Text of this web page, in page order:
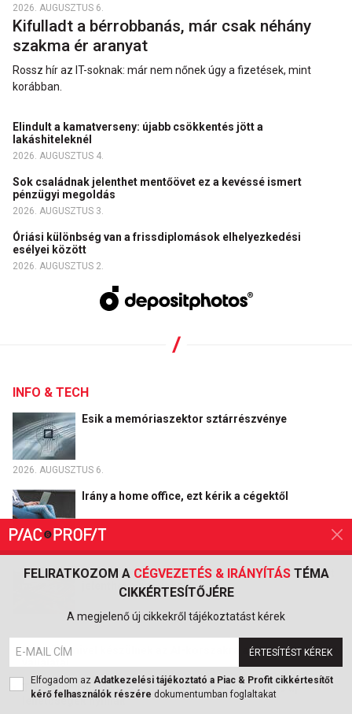
FELIRATKOZOM A CÉGVEZETÉS & IRÁNYÍTÁSTÉMA
CIKKÉRTESÍTŐJÉRE
A megjelenő új cikkekről tájékoztatást kérek
ÉRTESÍTÉST KÉREK
Elfogadom az Adatkezelési tájékoztató a Piac & Profit cikkértesítőt
kérő felhasználók részére dokumentumban foglaltakat
2026. AUGUSZTUS 6.
Kifulladt a bérrobbanás, már csak néhány
szakma ér aranyat
Rossz hír az IT-soknak: már nem nőnek úgy a fizetések, mint
korábban.
Elindult a kamatverseny: újabb csökkentés jött a
lakáshiteleknél
2026. AUGUSZTUS 4.
Sok családnak jelenthet mentőövet ez a kevéssé ismert
pénzügyi megoldás
2026. AUGUSZTUS 3.
Óriási különbség van a frissdiplomások elhelyezkedési
esélyei között
2026. AUGUSZTUS 2.
INFO & TECH
Esik a memóriaszektor sztárrészvénye
2026. AUGUSZTUS 6.
Irány a home office, ezt kérik a cégektől
Olcsó AI-modell érkezett, amely komoly kihívást
jelenthet a nagyoknak
2026. AUGUSZTUS 3.
Kiderült, mivel készülnek az AI-korszakra a világ legnagyobb
Tízmilliárd eurós AI-program indul: a kkv-k előtt is új
lehetőségek nyílnak